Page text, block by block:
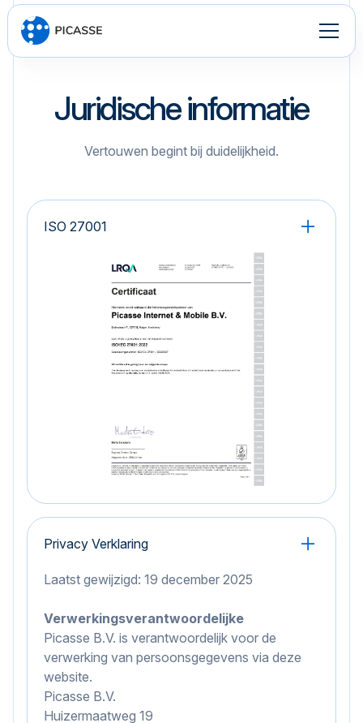
Juridische informatie
Vertouwen begint bij duidelijkheid.
ISO 27001
Privacy Verklaring
Laatst gewijzigd: 19 december 2025
Verwerkingsverantwoordelijke
Picasse B.V. is verantwoordelijk voor de
verwerking van persoonsgegevens via deze
website.
Picasse B.V.
Huizermaatweg 19